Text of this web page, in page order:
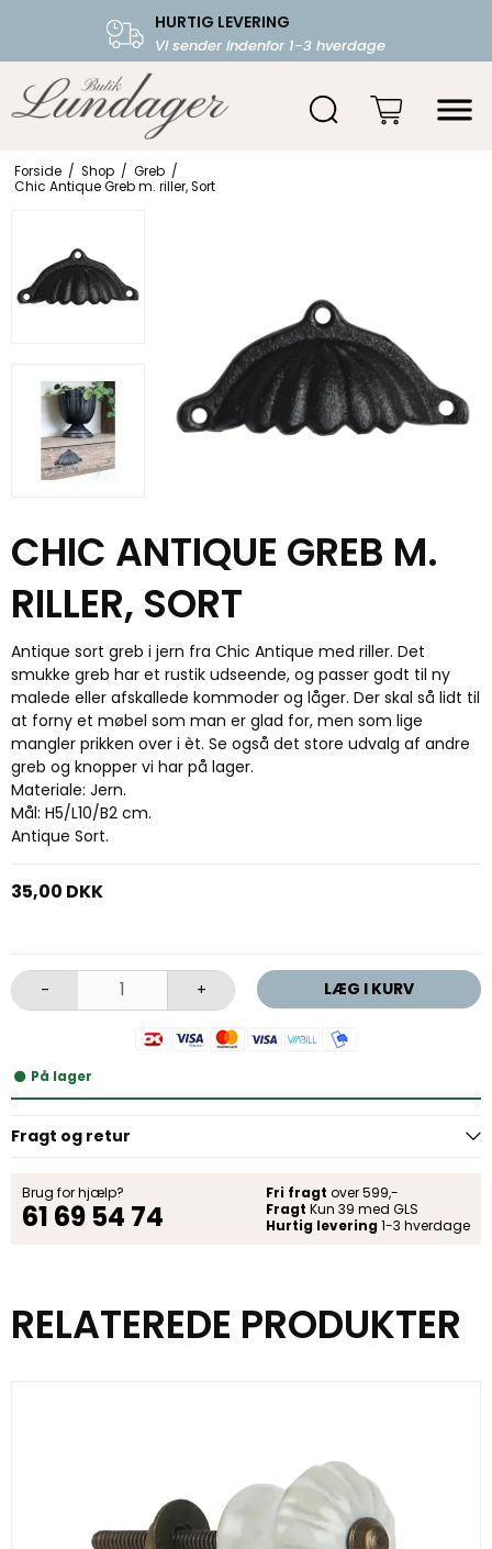
HURTIG LEVERING
Vi sender indenfor 1-3 hverdage
FRI FRAGT OVER 599.-
Starter fra 39,-
Forside / Shop / Greb /
Chic Antique Greb m. riller, Sort
CHIC ANTIQUE GREB M.
RILLER, SORT
Antique sort greb i jern fra Chic Antique med riller. Det
smukke greb har et rustik udseende, og passer godt til ny
malede eller afskallede kommoder og låger. Der skal så lidt til
at forny et møbel som man er glad for, men som lige
mangler prikken over i èt. Se også det store udvalg af andre
greb og knopper vi har på lager.
Materiale: Jern.
Mål: H5/L10/B2 cm.
Antique Sort.
35,00 DKK
- + LÆG I KURV
På lager
Fragt og retur
Brug for hjælp?
61 69 54 74
Fri fragt over 599,-
Fragt Kun 39 med GLS
Hurtig levering 1-3 hverdage
RELATEREDE PRODUKTER